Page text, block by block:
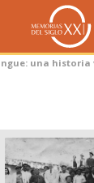
una historia